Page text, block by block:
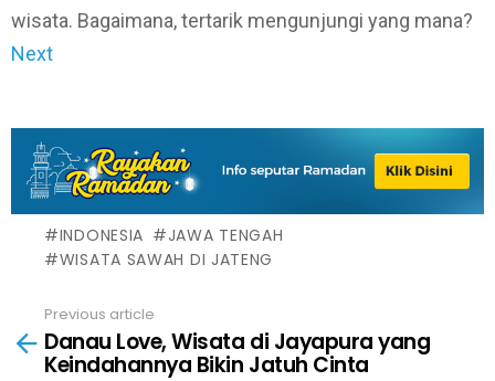
wisata. Bagaimana, tertarik mengunjungi yang mana?
Next
INDONESIA
JAWA TENGAH
WISATA SAWAH DI JATENG
more
Previous article
Danau Love, Wisata di Jayapura yang
Keindahannya Bikin Jatuh Cinta